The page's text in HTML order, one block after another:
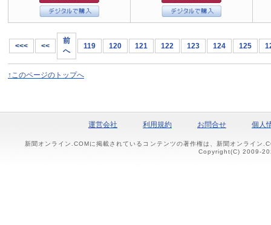
<<< <<
前
へ
119 120 121 122 123 124 125
↑このページのトップへ
運営会社 利用規約 お問合せ 個人
新聞オンライン.COMに掲載されているコンテンツの著作権は、新聞オンライン
Copyright(C) 2009-